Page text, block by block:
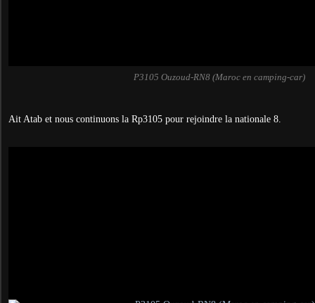
P3105 Ouzoud-RN8 (Maroc en camping-car)
Ait Atab et nous continuons la Rp3105 pour rejoindre la nationale 8.